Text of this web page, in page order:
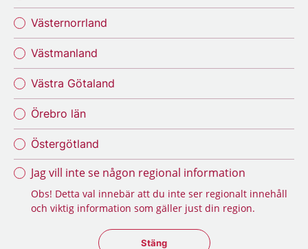
Västernorrland
Västmanland
Västra Götaland
Örebro län
Östergötland
Jag vill inte se någon regional information
Obs! Detta val innebär att du inte ser regionalt innehåll
och viktig information som gäller just din region.
Stäng regionsväljaren
Stäng